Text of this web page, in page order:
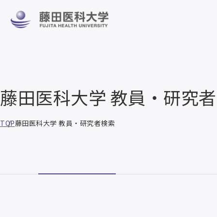
藤田医科大学 教員・研究
TOP藤田医科大学 教員・研究者検索